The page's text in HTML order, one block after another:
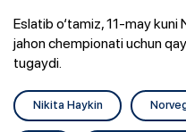
Eslatib o‘tamiz, 11-may
jahon chempionati uchun
tugaydi.
Nikita Haykin